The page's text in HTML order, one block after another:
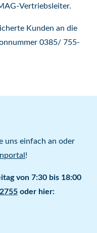
Vertriebsleiter.
Kunden an die
0385/ 755-
uns einfach an oder
!
von 7:30 bis 18:00
oder hier: